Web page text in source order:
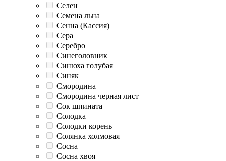
Селен
Семена льна
Сенна (Кассия)
Сера
Серебро
Синеголовник
Синюха голубая
Синяк
Смородина
Смородина черная лист
Сок шпината
Солодка
Солодки корень
Солянка холмовая
Сосна
Сосна хвоя